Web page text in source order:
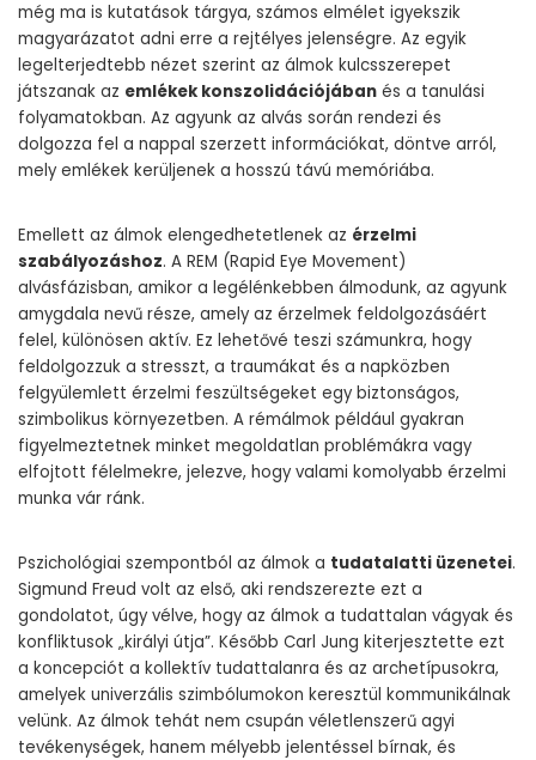
még ma is kutatások tárgya, számos elmélet igyekszik
magyarázatot adni erre a rejtélyes jelenségre. Az egyik
legelterjedtebb nézet szerint az álmok kulcsszerepet
játszanak az emlékek konszolidációjában és a tanulási
folyamatokban. Az agyunk az alvás során rendezi és
dolgozza fel a nappal szerzett információkat, döntve arról,
mely emlékek kerüljenek a hosszú távú memóriába.
Emellett az álmok elengedhetetlenek az érzelmi
szabályozáshoz. A REM (Rapid Eye Movement)
alvásfázisban, amikor a legélénkebben álmodunk, az agyunk
amygdala nevű része, amely az érzelmek feldolgozásáért
felel, különösen aktív. Ez lehetővé teszi számunkra, hogy
feldolgozzuk a stresszt, a traumákat és a napközben
felgyülemlett érzelmi feszültségeket egy biztonságos,
szimbolikus környezetben. A rémálmok például gyakran
figyelmeztetnek minket megoldatlan problémákra vagy
elfojtott félelmekre, jelezve, hogy valami komolyabb érzelmi
munka vár ránk.
Pszichológiai szempontból az álmok a tudatalatti üzenetei.
Sigmund Freud volt az első, aki rendszerezte ezt a
gondolatot, úgy vélve, hogy az álmok a tudattalan vágyak és
konfliktusok „királyi útja”. Később Carl Jung kiterjesztette ezt
a koncepciót a kollektív tudattalanra és az archetípusokra,
amelyek univerzális szimbólumokon keresztül kommunikálnak
velünk. Az álmok tehát nem csupán véletlenszerű agyi
tevékenységek, hanem mélyebb jelentéssel bírnak, és